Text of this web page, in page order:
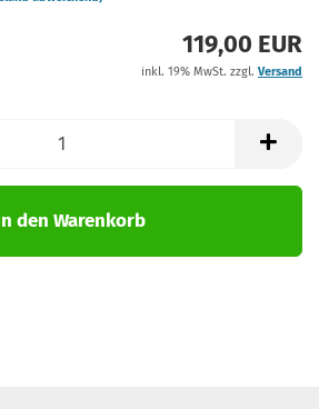
119,00 EUR
inkl. 19% MwSt. zzgl. Versand
den Warenkorb